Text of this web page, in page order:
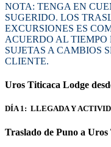
NOTA: TENGA EN
SUGERIDO. LOS
EXCURSIONES ES
ACUERDO AL
SUJETAS A CAMBIOS
CLIENTE.
Uros Titicaca Lodge
DÍA 1: LLEGADA Y
Traslado de Puno a